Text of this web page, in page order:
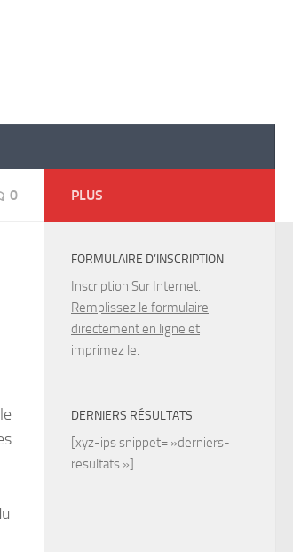
0 PLUS
FORMULAIRE D’INSCRIPTION
Inscription Sur Internet.
Remplissez le formulaire
directement en ligne et
imprimez le.
DERNIERS RÉSULTATS
[xyz-ips snippet= »derniers-
resultats »]